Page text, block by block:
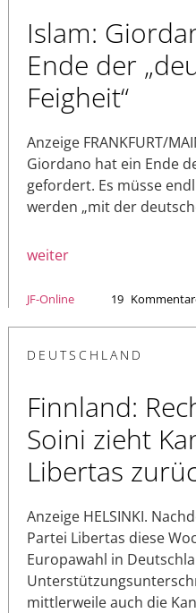
Islam:
Ende der
Feigheit“
Anzeige FRANKFURT/
Giordano hat ein Ende
gefordert. Es müsse
werden „mit der
weiter
JF-Online 19
DEUTSCHLAND
Finnland:
Soini zieht
Libertas
Anzeige HELSINKI.
Partei Libertas diese
Europawahl in
mittlerweile auch die